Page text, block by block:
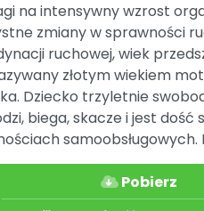
Archiwalne
Pomoc
na intensywny wzrost
zmiany w sprawności
ruchowej, wiek
złotym wiekiem
Dziecko trzyletnie
biega, skacze i jest dość
samoobsługowych.
Pobierz